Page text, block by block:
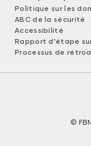
Politique sur les
ABC de la sécurité
Accessibilité
Rapport d'étape
Processus de
©